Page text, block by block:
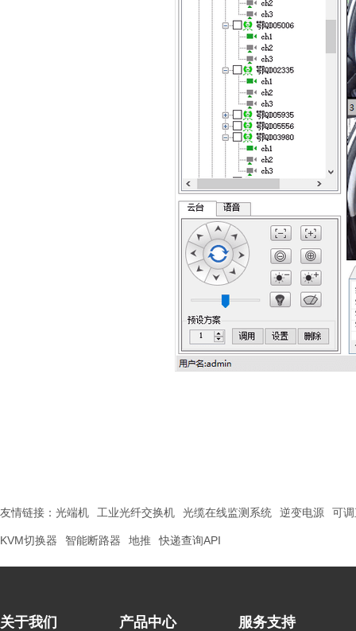
友情链接： 光端机 工业光纤交换机 光缆在线监测系统 逆变电源 可
KVM切换器 智能断路器 地推 快递查询API
关于我们 产品中心 服务支持